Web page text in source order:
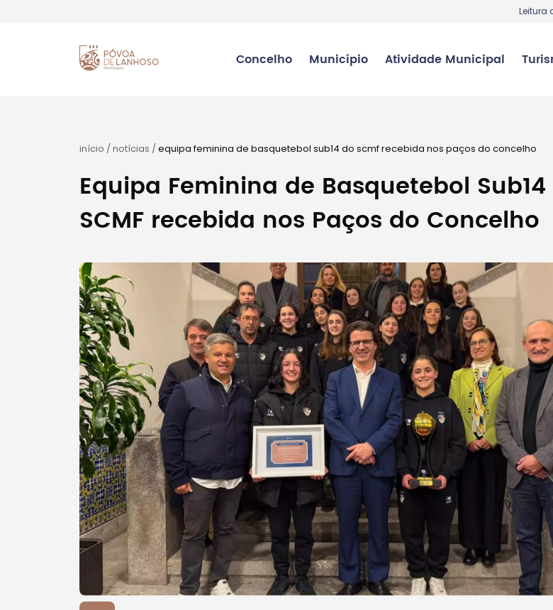
Leitura
Concelho Município Atividade Municipal
início /notícias /equipa feminina de basquetebol sub14 do scmf recebida nos paços do concelho
Equipa Feminina de Basquetebol
SCMF recebida nos Paços do Concelho